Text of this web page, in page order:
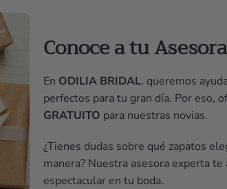
Conoce a tu
En ODILIA BRIDAL, queremos
perfectos para tu gran día. Por eso,
GRATUITO para nuestras novias.
¿Tienes dudas sobre qué zapatos
manera? Nuestra asesora experta
espectacular en tu boda.